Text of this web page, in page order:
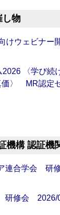
し物
けウェビナ
〈学び続
〉 MR認定
機構 認証機
連合学会 研
研修会 2026/